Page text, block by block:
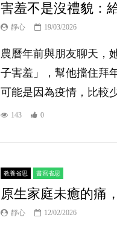
害羞不是沒禮貌：
靜心 19/03/2026
農曆年前與朋友聊天，
子害羞」，幫他擋住拜
可能是因為疫情，比較
143 0
教養省思 書寫省思
原生家庭未癒的痛
靜心 12/02/2026